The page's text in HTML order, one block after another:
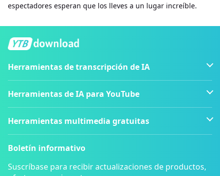
espectadores esperan que los lleves a un lugar increíble.
Herramientas de transcripción de IA
Herramientas de IA para YouTube
Herramientas multimedia gratuitas
Boletín informativo
Suscríbase para recibir actualizaciones de productos,